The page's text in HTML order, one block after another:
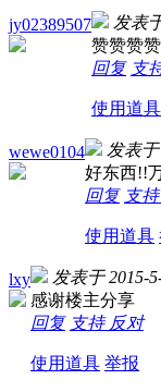
jy02389507 发表
赞赞赞
回复 支
使用道具
wewe0104 发表于
好东西!!
回复 支持
使用道具
lxy 发表于 2015-
感谢楼主分享
回复 支持 反对
使用道具 举报